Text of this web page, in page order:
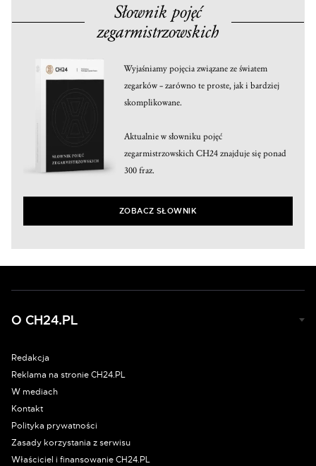
Słownik pojęć
zegarmistrzowskich
Wyjaśniamy pojęcia związane ze światem
zegarków – zarówno te proste, jak i bardziej
skomplikowane.
Aktualnie w słowniku pojęć
zegarmistrzowskich CH24 znajduje się ponad
300 fraz.
ZOBACZ SŁOWNIK
O CH24.PL
Redakcja
Reklama na stronie CH24.PL
W mediach
Kontakt
Polityka prywatności
Zasady korzystania z serwisu
Właściciel i finansowanie CH24.PL